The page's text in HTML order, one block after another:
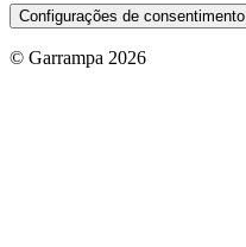
Configurações de consentimento
© Garrampa 2026